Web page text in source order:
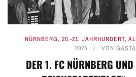
NÜRNBERG, 20.-21. JAHRHUNDERT,
2025
VON
DER 1. FC NÜRNBERG